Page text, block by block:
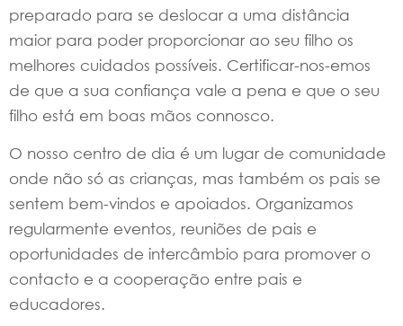
preparado para se deslocar a uma distância
maior para poder proporcionar ao seu filho os
melhores cuidados possíveis. Certificar-nos-emos
de que a sua confiança vale a pena e que o seu
filho está em boas mãos connosco.
O nosso centro de dia é um lugar de comunidade
onde não só as crianças, mas também os pais se
sentem bem-vindos e apoiados. Organizamos
regularmente eventos, reuniões de pais e
oportunidades de intercâmbio para promover o
contacto e a cooperação entre pais e
educadores.